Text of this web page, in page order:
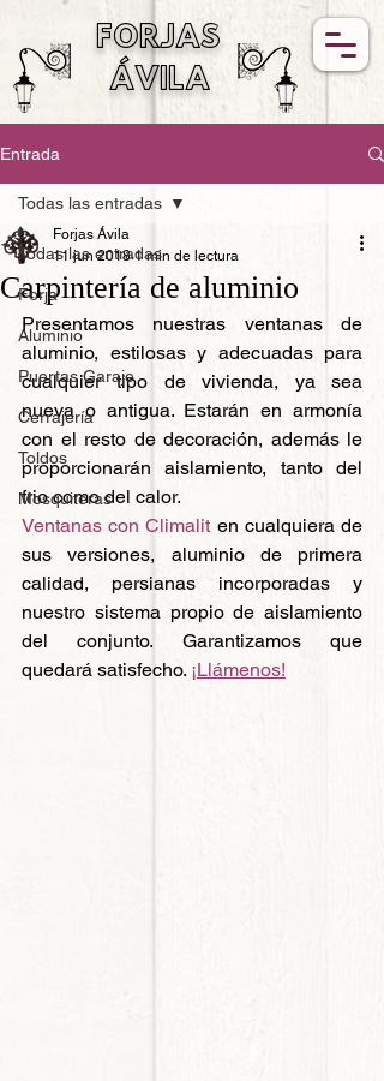
FORJAS
ÁVILA
Entrada
Todas las entradas
Forja
Aluminio
Puertas Garaje
Cerrajería
Toldos
Mosquiteras
Todas las entradas
Carpintería de aluminio
Forjas Ávila
11 jun 2018 1 min de lectura
Presentamos nuestras ventanas de
aluminio, estilosas y adecuadas para
cualquier tipo de vivienda, ya sea
nueva o antigua. Estarán en armonía
con el resto de decoración, además le
proporcionarán aislamiento, tanto del
frio como del calor.
Ventanas con Climalit en cualquiera de
sus versiones, aluminio de primera
calidad, persianas incorporadas y
nuestro sistema propio de aislamiento
del conjunto. Garantizamos que
quedará satisfecho. ¡Llámenos!